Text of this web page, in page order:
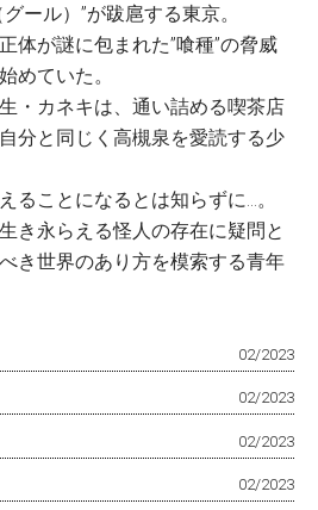
ール）”が跋扈する東京。
体が謎に包まれた”喰種”の脅威
めていた。
・カネキは、通い詰める喫茶店
分と同じく高槻泉を愛読する少
ることになるとは知らずに…。
き永らえる怪人の存在に疑問と
き世界のあり方を模索する青年
02/2023
02/2023
02/2023
02/2023